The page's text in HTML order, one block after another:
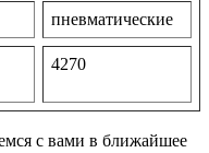
пневматические
4270
с вами в ближайшее